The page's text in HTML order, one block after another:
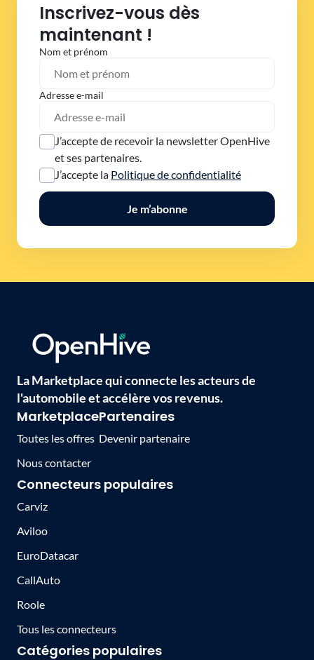
Inscrivez-vous dès
maintenant !
Nom et prénom
Adresse e-mail
J’accepte de recevoir la newsletter OpenHive
et ses partenaires.
J’accepte la Politique de confidentialité
Je m’abonne
La Marketplace qui connecte les acteurs de
l'automobile et accélère vos revenus.
Marketplace
Toutes les offres
Nous contacter
Partenaires
Devenir partenaire
Connecteurs populaires
Carviz
Aviloo
EuroDatacar
CallAuto
Roole
Tous les connecteurs
Catégories populaires